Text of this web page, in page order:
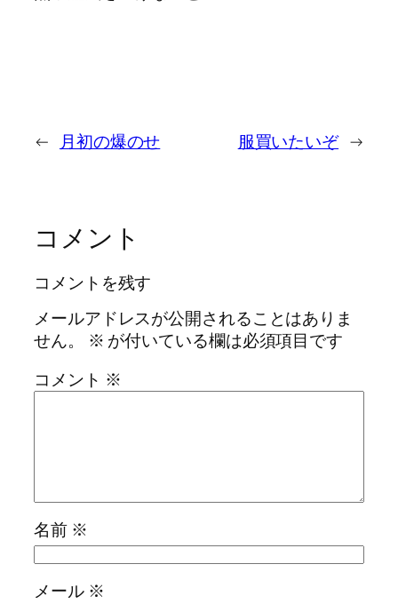
← 月初の爆のせ 服買いたいぞ →
コメント
コメントを残す
メールアドレスが公開されることはありま
せん。
※ が付いている欄は必須項目です
コメント ※
名前 ※
メール ※